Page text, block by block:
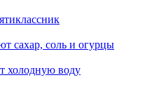
сахар, соль и огурцы
холодную воду